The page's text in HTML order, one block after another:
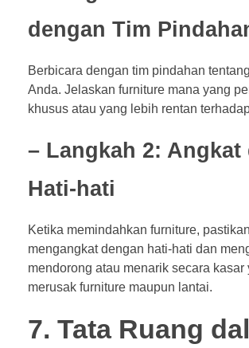
dengan Tim
Berbicara dengan tim pindahan
Anda. Jelaskan furniture mana yang
khusus atau yang lebih rentan
– Langkah 2: Angkat
Hati-hati
Ketika memindahkan furniture,
mengangkat dengan hati-hati dan
mendorong atau menarik secara kasar
merusak furniture maupun lantai.
7. Tata Ruang